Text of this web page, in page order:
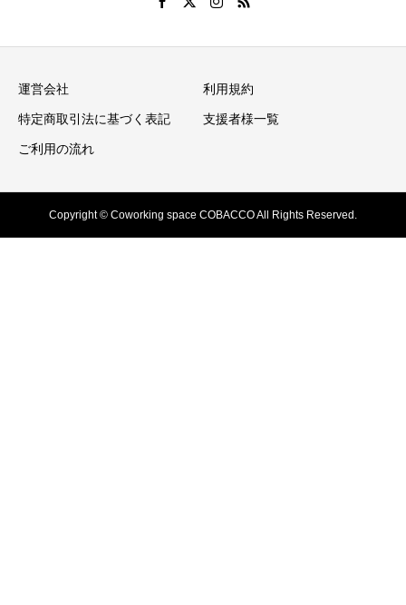
運営会社 利用規約
特定商取引法に基づく表記 支援者様一覧
ご利用の流れ
Copyright © Coworking space COBACCO All Rights Reserved.